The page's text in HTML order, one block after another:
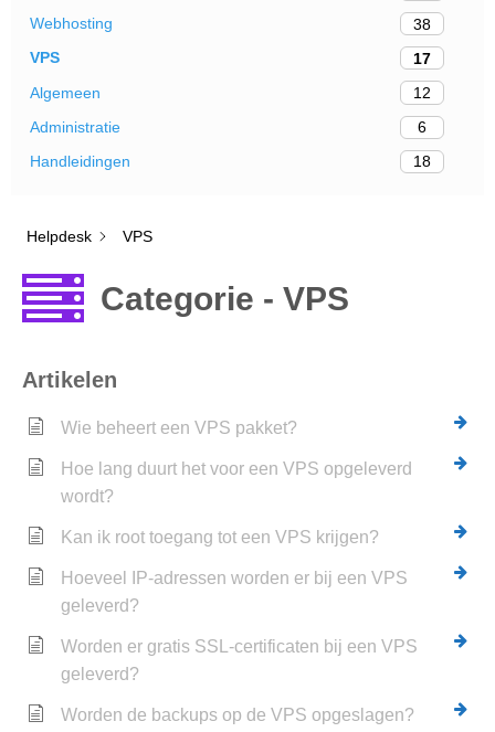
Webhosting
38
VPS
17
Algemeen
12
Administratie
6
Handleidingen
18
Helpdesk VPS
Categorie - VPS
Artikelen
Wie beheert een VPS pakket?
Hoe lang duurt het voor een VPS opgeleverd
wordt?
Kan ik root toegang tot een VPS krijgen?
Hoeveel IP-adressen worden er bij een VPS
geleverd?
Worden er gratis SSL-certificaten bij een VPS
geleverd?
Worden de backups op de VPS opgeslagen?